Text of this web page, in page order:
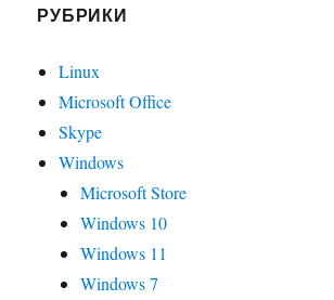
РУБРИКИ
Linux
Microsoft Office
Skype
Windows
Microsoft Store
Windows 10
Windows 11
Windows 7